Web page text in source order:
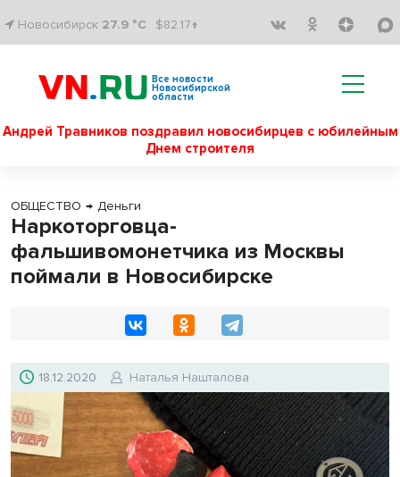
Новосибирск 27.9 °C $82.17↑
Все новости
Новосибирской
области
Андрей Травников поздравил новосибирцев с юбилейным
Днем строителя
ОБЩЕСТВО → Деньги
Наркоторговца-
фальшивомонетчика из Москвы
поймали в Новосибирске
18.12.2020 Наталья Нашталова